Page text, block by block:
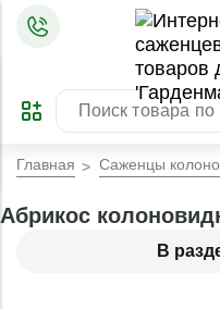
ПРЕДЗАКАЗ
ЛУЧШЕЕ
Главная Саженцы
В
Абрикос